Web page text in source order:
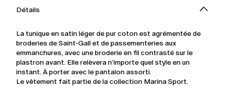
Détails
La tunique en satin léger de pur coton est agrémentée de
broderies de Saint-Gall et de passementeries aux
emmanchures, avec une broderie en fil contrasté sur le
plastron avant. Elle relèvera n’importe quel style en un
instant. À porter avec le pantalon assorti.
Le vêtement fait partie de la collection Marina Sport.